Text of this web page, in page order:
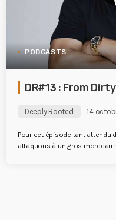
PODCASTS
DR#13 : From
Deeply Rooted 14
Pour cet épisode tant attendu
attaquons à un gros morceau :